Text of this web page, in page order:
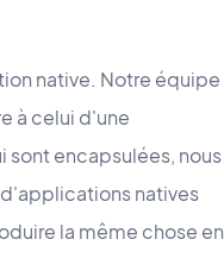
native. Notre équipe
à celui d'une
encapsulées, nous
natives
la même chose en